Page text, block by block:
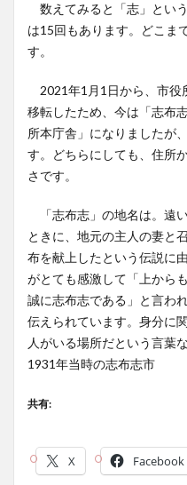
数えてみると「志」とい
は15回もあります。どこま
す。
2021年1月1日から、市役
移転したため、今は「志布
所本庁舎」になりましたが
す。どちらにしても、住所
さです。
「志布志」の地名は。遠
ときに、地元の主人の妻と
布を献上したという伝説に
がとても感激して「上から
誠に志布志である」と言わ
伝えられています。身分に
人がいる場所だという言葉
1931年当時の志布志市
共有:
X Facebook